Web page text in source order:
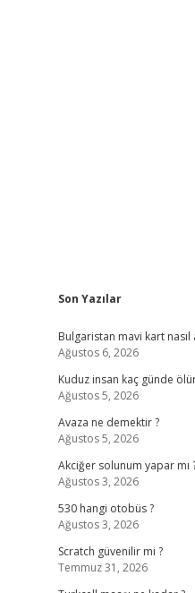
Sidebar
Son Yazılar
Bulgaristan mavi kart nasıl
Ağustos 6, 2026
Kuduz insan kaç günde
Ağustos 5, 2026
Avaza ne demektir ?
Ağustos 5, 2026
Akciğer solunum yapar mı
Ağustos 3, 2026
530 hangi otobüs ?
Ağustos 3, 2026
Scratch güvenilir mi ?
Temmuz 31, 2026
betci